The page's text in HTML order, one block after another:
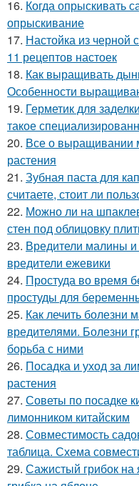
16. Когда опрыскивать
опрыскивание
17. Настойка из черной
11 рецептов настоек
18. Как выращивать
Особенности
19. Герметик для
такое
20. Все о выращивании
растения
21. Зубная паста для
считаете, стоит ли
22. Можно ли на
стен под облицовку
23. Вредители малины
вредители ежевики
24. Простуда во время
простуды для
25. Как лечить болезни
вредителями. Болезни
борьба с ними
26. Посадка и уход за
растения
27. Советы по посадке
лимонником китайским
28. Совместимость
таблица. Схема
29. Сажистый грибок на